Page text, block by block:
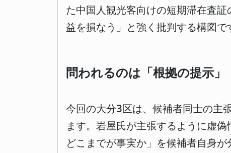
た中国人観光客向けの短期滞在査
益を損なう」と強く批判する構図で
問われるのは「根拠の提示
今回の大分3区は、候補者同士の主
ます。岩屋氏が主張するように虚
どこまでが事実か」を候補者自身